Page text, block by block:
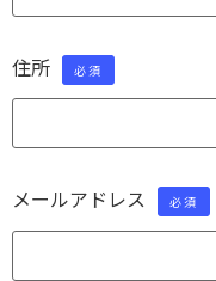
住所 必須
メールアドレス 必須